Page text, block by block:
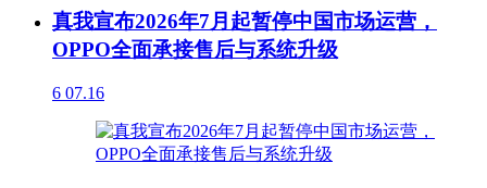
真我宣布2026年7月起暂停中国市场运营，
OPPO全面承接售后与系统升级
6 07.16